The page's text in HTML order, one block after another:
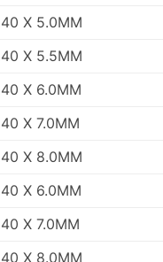
X 5.0MM
X 5.5MM
X 6.0MM
X 7.0MM
X 8.0MM
X 6.0MM
X 7.0MM
X 8.0MM